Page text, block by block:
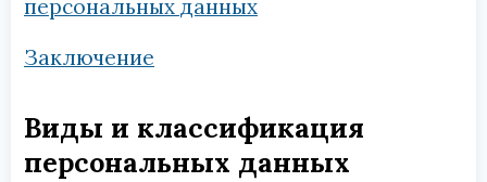
персональных данных
Заключение
Виды и классификация
персональных данных